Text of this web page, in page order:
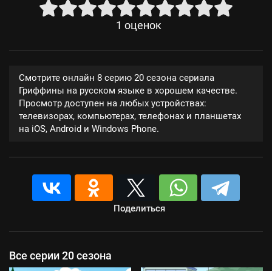
1 оценок
Смотрите онлайн 8 серию 20 сезона сериала
Гриффины на русском языке в хорошем качестве.
Просмотр доступен на любых устройствах:
телевизорах, компьютерах, телефонах и планшетах
на iOS, Android и Windows Phone.
Поделиться
Все серии 20 сезона